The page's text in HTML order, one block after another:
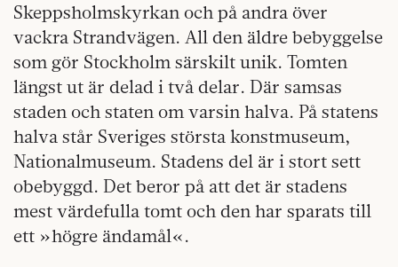
Skeppsholmskyrkan och på andra över
vackra Strandvägen. All den äldre bebyggelse
som gör Stockholm särskilt unik. Tomten
längst ut är delad i två delar. Där samsas
staden och staten om varsin halva. På statens
halva står Sveriges största konstmuseum,
Nationalmuseum. Stadens del är i stort sett
obebyggd. Det beror på att det är stadens
mest värdefulla tomt och den har sparats till
ett »högre ändamål«.